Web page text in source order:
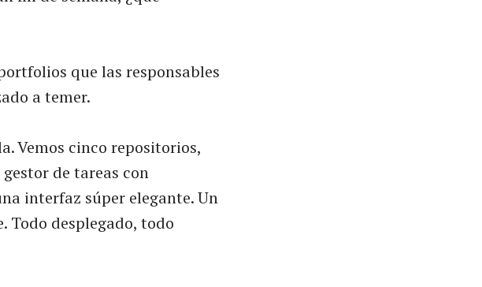
que las responsables
a temer.
Vemos cinco repositorios,
de tareas con
interfaz súper elegante. Un
Todo desplegado, todo